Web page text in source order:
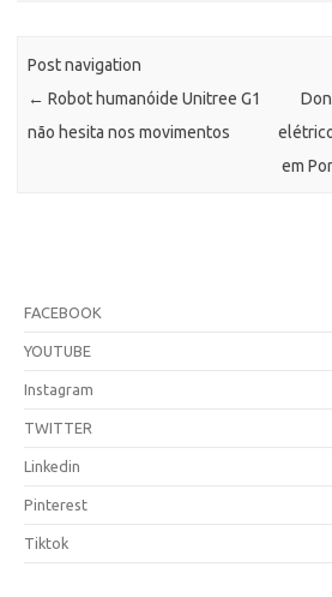
Post navigation
← Robot humanóide Unitree G1
não hesita nos movimentos
em
FACEBOOK
YOUTUBE
Instagram
TWITTER
Linkedin
Pinterest
Tiktok